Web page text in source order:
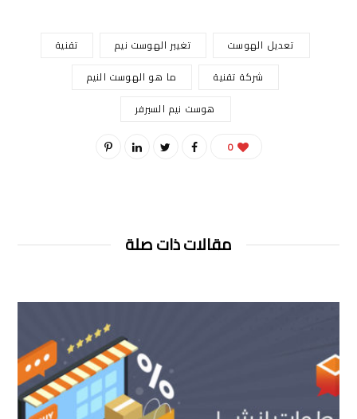
تعديل الهوست تغيير الهوست نيم
تقنية
شركة تقنية
ما هو الهوست النيم
هوست نيم السيرفر
0
مقالات ذات صلة